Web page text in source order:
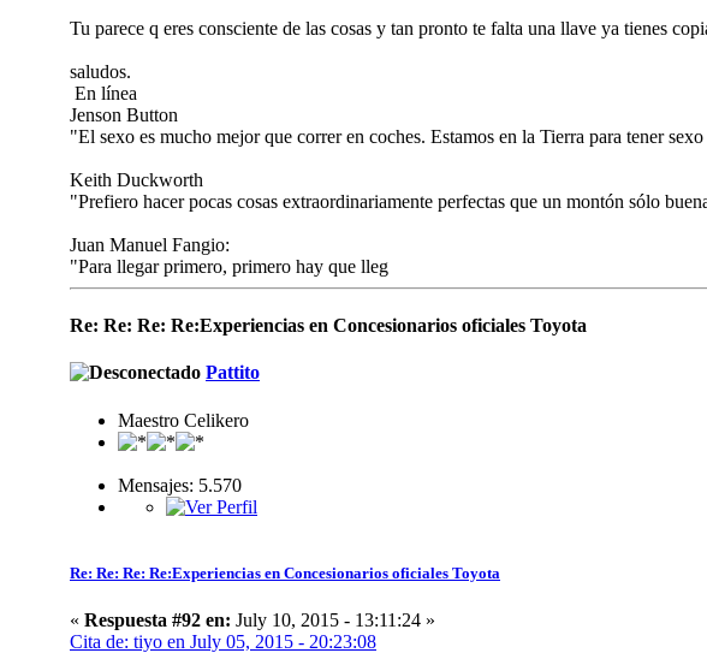
Tu parece q eres consciente de las cosas y tan pronto te falta una llave ya tienes
saludos.
En línea
Jenson Button
"El sexo es mucho mejor que correr en coches. Estamos en la Tierra para tener
Keith Duckworth
"Prefiero hacer pocas cosas extraordinariamente perfectas que un montón sólo
Juan Manuel Fangio:
"Para llegar primero, primero hay que lleg
Re: Re: Re: Re:Experiencias en Concesionarios oficiales Toyota
Pattito
Maestro Celikero
Mensajes: 5.570
Re: Re: Re: Re:Experiencias en Concesionarios oficiales Toyota
« Respuesta #92 en: July 10, 2015 - 13:11:24 »
Cita de: tiyo en July 05, 2015 - 20:23:08